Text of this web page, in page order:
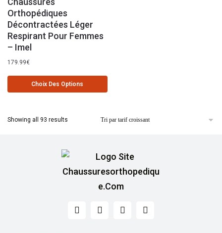
Orthopédiques
Décontractées Léger
Respirant Pour Femmes
– Imel
179.99€
Choix Des Options
Showing all 93 results